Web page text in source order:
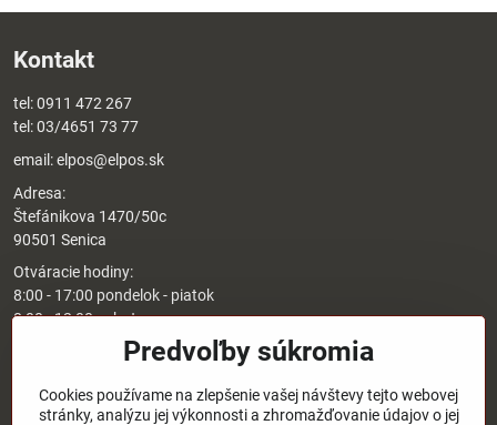
Kontakt
tel:0911 472 267
tel:03/4651 73 77
email:elpos@elpos.sk
Adresa:
Štefánikova 1470/50c
90501 Senica
Otváracie hodiny:
8:00 - 17:00 pondelok - piatok
8:00 - 12:00 sobota
Nedeľa - zatvorené
O nás
Predvoľby súkromia
Cookies používame na zlepšenie vašej návštevy tejto webovej
stránky, analýzu jej výkonnosti a zhromažďovanie údajov o jej